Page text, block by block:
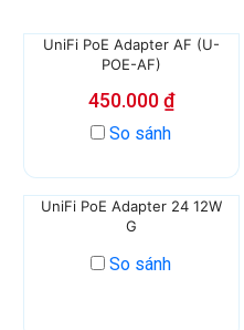
UniFi PoE Adapter AF (U-
POE-AF)
450.000₫
So sánh
UniFi PoE Adapter 24 12W
G
So sánh